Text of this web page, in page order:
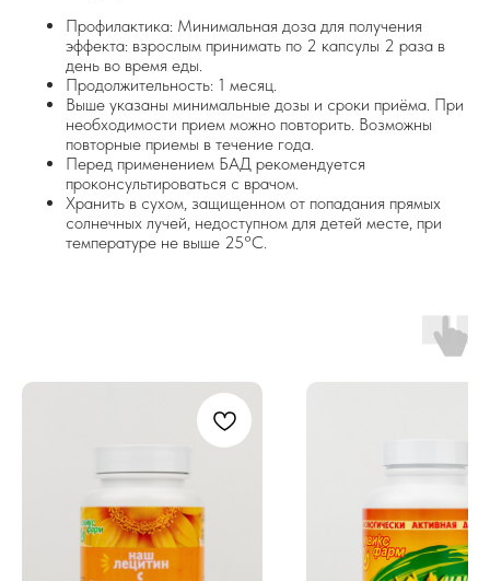
Профилактика: Минимальная доза для получения
эффекта: взрослым принимать по 2 капсулы 2 раза в
день во время еды.
Продолжительность: 1 месяц.
Выше указаны минимальные дозы и сроки приёма. При
необходимости прием можно повторить. Возможны
повторные приемы в течение года.
Перед применением БАД рекомендуется
проконсультироваться с врачом.
Хранить в сухом, защищенном от попадания прямых
солнечных лучей, недоступном для детей месте, при
температуре не выше 25°С.